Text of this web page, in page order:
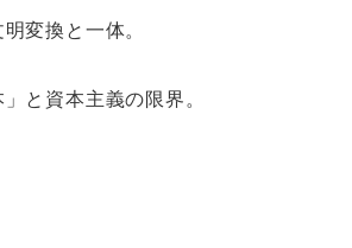
変換と一体。
と資本主義の限界。